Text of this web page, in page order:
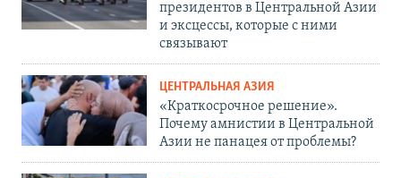
президентов в Центральной Азии
и эксцессы, которые с ними
связывают
ЦЕНТРАЛЬНАЯ АЗИЯ
«Краткосрочное решение».
Почему амнистии в Центральной
Азии не панацея от проблемы?